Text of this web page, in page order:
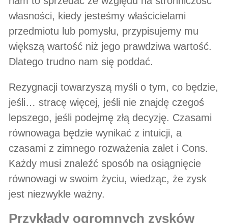
własności, kiedy jesteśmy właścicielami
przedmiotu lub pomysłu, przypisujemy mu
większą wartość niż jego prawdziwa wartość.
Dlatego trudno nam się poddać.
Rezygnacji towarzyszą myśli o tym, co będzie,
jeśli… stracę więcej, jeśli nie znajdę czegoś
lepszego, jeśli podejmę złą decyzję. Czasami
równowaga będzie wynikać z intuicji, a
czasami z zimnego rozważenia zalet i Cons.
Każdy musi znaleźć sposób na osiągnięcie
równowagi w swoim życiu, wiedząc, że zysk
jest niezwykle ważny.
przykłady ogromnych zysków